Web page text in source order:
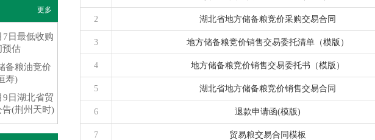
更多
7日最低收购
预估
备粮油竞价
寿)
9日湖北省贸
(荆州天时)
2 湖北省地方储备粮竞价采购交易合同
3 地方储备粮竞价销售交易委托清单（模版）
4 地方储备粮竞价销售交易委托书（模版）
5 湖北省地方储备粮竞价销售交易合同
6 退款申请函(模版)
7 贸易粮交易合同模板